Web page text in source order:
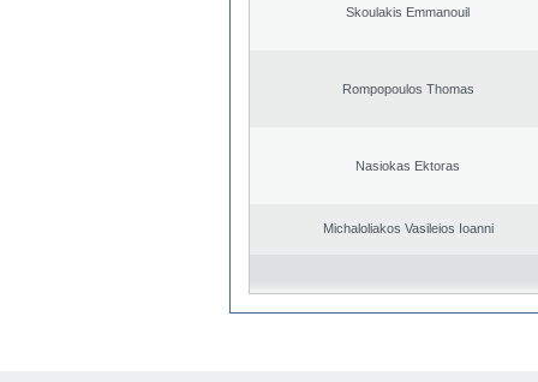
Skoulakis Emmanouil
Rompopoulos Thomas
Nasiokas Ektoras
Michaloliakos Vasileios Ioanni